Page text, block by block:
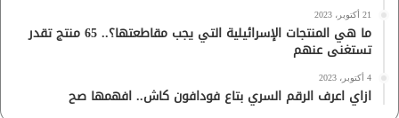
21 أكتوبر، 2023
ما هي المنتجات الإسرائيلية التي يجب مقاطعتها؟.. 65 منتج تقدر
تستغنى عنهم
4 أكتوبر، 2023
ازاي اعرف الرقم السري بتاع فودافون كاش.. افهمها صح